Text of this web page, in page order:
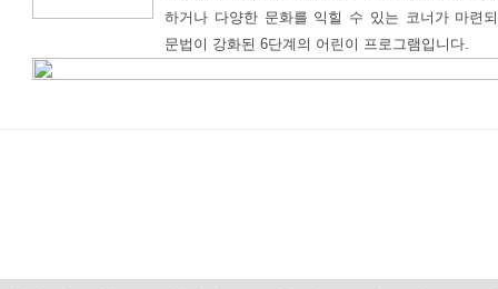
하거나 다양한 문화를 익힐 수 있는 코너가 마련
문법이 강화된 6단계의 어린이 프로그램입니다.